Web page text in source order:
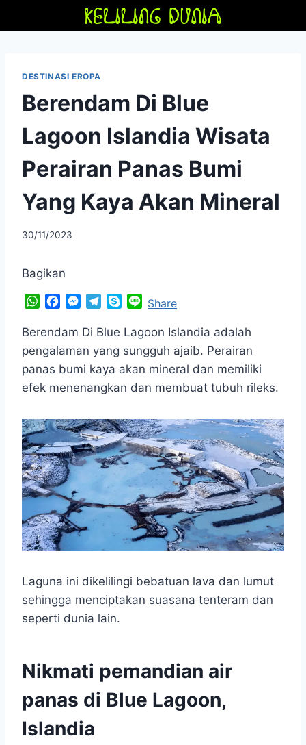
DESTINASI EROPA
Berendam Di Blue
Lagoon Islandia Wisata
Perairan Panas Bumi
Yang Kaya Akan Mineral
By
30/11/2023
Bagikan
W
a
t
s
A
p
c
e
b
o
o
M
s
s
e
n
g
r
l
e
r
a
y
p
e
n
e
Share
Berendam Di Blue Lagoon Islandia adalah
pengalaman yang sungguh ajaib. Perairan
panas bumi kaya akan mineral dan memiliki
efek menenangkan dan membuat tubuh rileks.
Laguna ini dikelilingi bebatuan lava dan lumut
sehingga menciptakan suasana tenteram dan
seperti dunia lain.
Nikmati pemandian air
panas di Blue Lagoon,
Islandia